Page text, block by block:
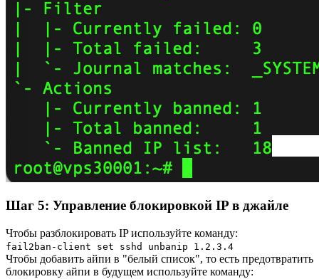
Шаг 5: Управление блокировкой IP в джайле
Чтобы разблокировать IP используйте команду:
fail2ban-client set sshd unbanip 1.2.3.4
Чтобы добавить айпи в "белый список", то есть предотвратить
блокировку айпи в будущем используйте команду: